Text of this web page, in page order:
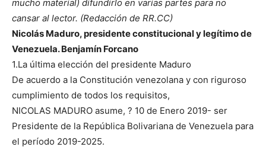
mucho material) difundirlo en varias partes para no
cansar al lector. (Redacción de RR.CC)
Nicolás Maduro, presidente constitucional y legítimo de
Venezuela. Benjamín Forcano
1.La última elección del presidente Maduro
De acuerdo a la Constitución venezolana y con riguroso
cumplimiento de todos los requisitos,
NICOLAS MADURO asume, ? 10 de Enero 2019- ser
Presidente de la República Bolivariana de Venezuela para
el período 2019-2025.